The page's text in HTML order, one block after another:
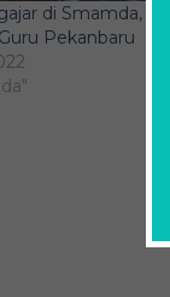
di Smamda,
Pekanbaru